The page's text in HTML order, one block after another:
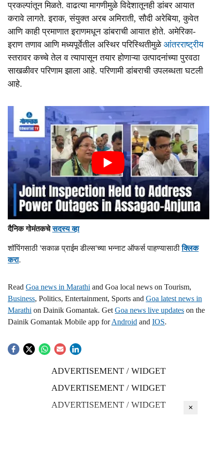
प्रकल्पांतून मिळते. वाढत्या मागणीमुळे विदेशातूनही डांबर आयात
करावे लागते. इराक, संयुक्त अरब अमिराती, सौदी अरेबिया, कुवेत
आणि काही प्रमाणात इराणमधून डांबराची आयात होते. अमेरिका-
इराण तणाव आणि मध्यपूर्वेतील अस्थिर परिस्थितीमुळे आंतरराष्ट्रीय
स्तरावर कच्चे तेल व त्यापासून तयार होणाऱ्या उत्पादनांच्या पुरवठा
साखळीवर परिणाम झाला आहे. परिणामी डांबराची उपलब्धता घटली
आहे.
दैनिक गोमंतकचेसदस्य व्हा
शॉपिंगसाठी 'सकाळ प्राईम डील्स'च्या भन्नाट ऑफर्स पाहण्यासाठीक्लिक
करा.
Read Goa news in Marathi and Goa local news on Tourism,
Business, Politics, Entertainment, Sports and Goa latest news in
Marathi on Dainik Gomantak. Get Goa news live updates on the
Dainik Gomantak Mobile app forAndroid and IOS.
ADVERTISEMENT / WIDGET
ADVERTISEMENT / WIDGET
ADVERTISEMENT / WIDGET
×